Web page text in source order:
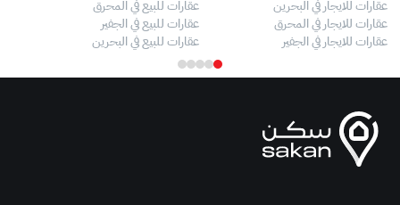
عقارات للايجار في البحرين
عقارات للايجار في المحرق
عقارات للايجار في الجفير
عقارات للبيع في المحرق
عقارات للبيع في الجفير
عقارات للبيع في البحرين